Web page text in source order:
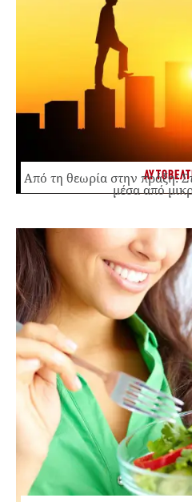
Από τη θεωρία στην πράξη:
μέσα από